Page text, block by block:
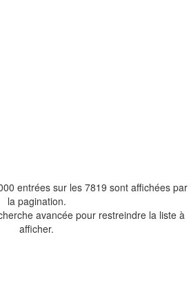
entrées sur les 7819 sont affichées par
la pagination.
avancée pour restreindre la liste à
afficher.